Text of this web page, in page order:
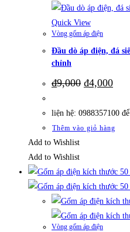
Quick View
Vòng gốm áp điện
Đầu dò áp điện, đá
chỉnh
₫9,000 Giá
gốc
₫9,000.
₫4,000Giá
là:
liện hệ: 0988357100
Thêm vào giỏ hàng
Add to Wishlist
Add to Wishlist
Vòng gốm áp điện